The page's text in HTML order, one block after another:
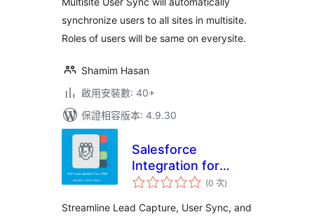
synchronize users to all sites in multisite.
Roles of users will be same on everysite.
Shamim Hasan
啟用安裝數: 40+
保證相容版本: 4.9.30
Salesforce
Integration for
WordPress
(0 次評
分
數
)
Streamline Lead Capture, User Sync, and